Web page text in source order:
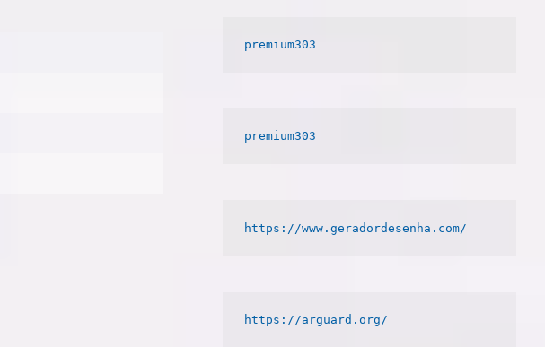
premium303
premium303
https://www.geradordesenha.com/
https://arguard.org/